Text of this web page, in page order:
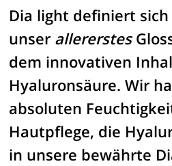
Dia light definiert sich
unser allererstes
dem innovativen
Hyaluronsäure. Wir
absoluten
Hautpflege, die
in unsere bewährte